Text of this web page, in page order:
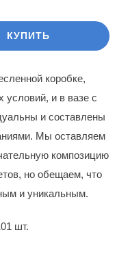
КУПИТЬ
коробке,
и в вазе с
и составлены
Мы оставляем
композицию
но обещаем, что
и уникальным.
шт.